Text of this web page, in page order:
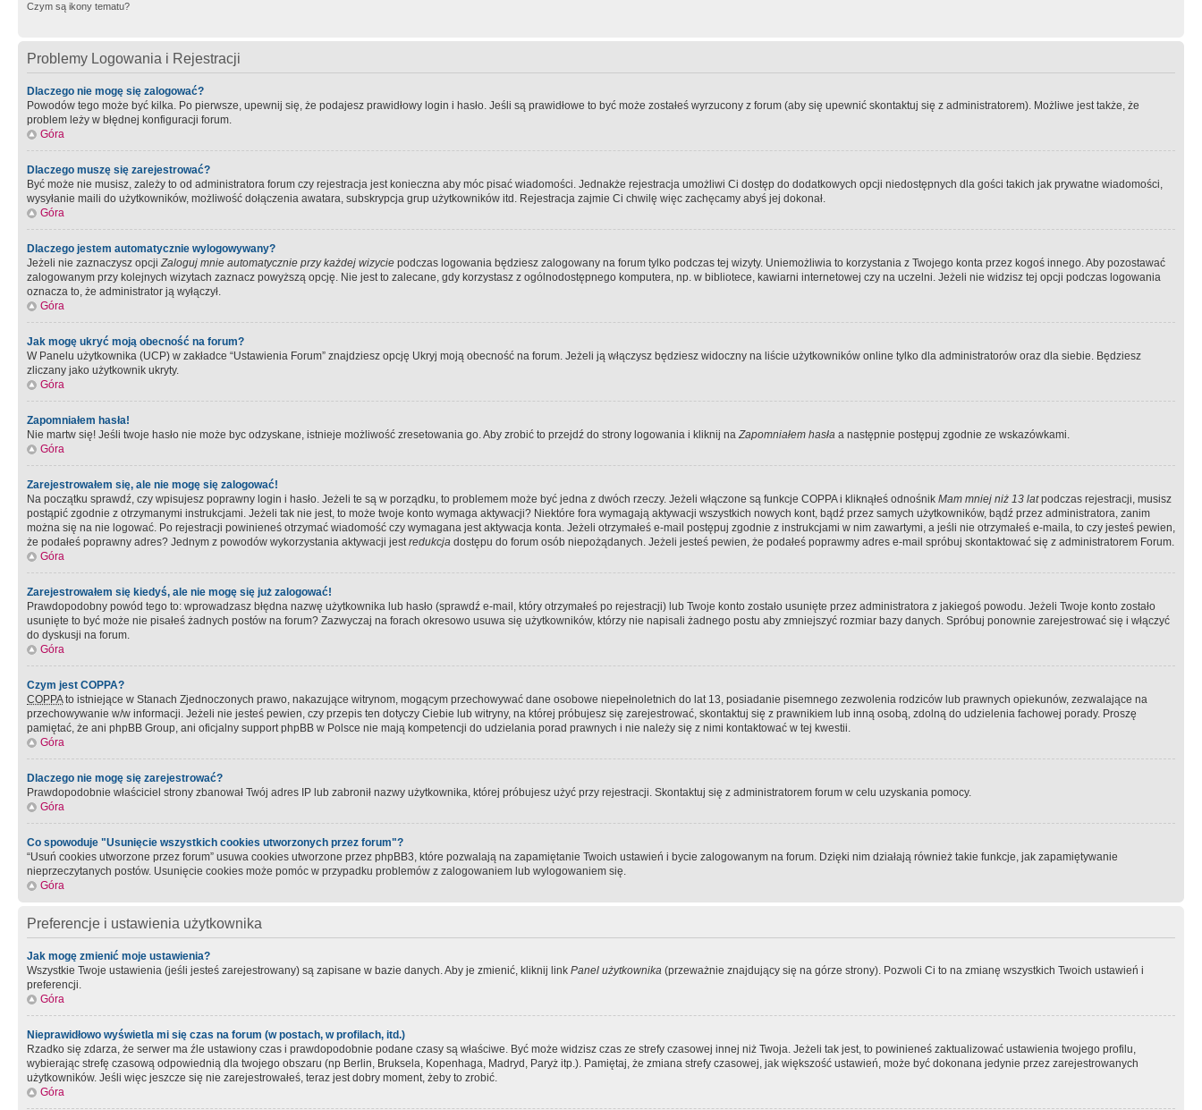
Czym są ikony tematu?
Problemy Logowania i Rejestracji
Dlaczego nie mogę się zalogować?
Powodów tego może być kilka. Po pierwsze, upewnij się, że podajesz prawidłowy login i hasło. Jeśli są prawidłowe to być może zostałeś wyrzucony z forum (aby się upewnić skontaktuj się z administratorem). Możliwe jest także, że
problem leży w błędnej konfiguracji forum.
Góra
Dlaczego muszę się zarejestrować?
Być może nie musisz, zależy to od administratora forum czy rejestracja jest konieczna aby móc pisać wiadomości. Jednakże rejestracja umożliwi Ci dostęp do dodatkowych opcji niedostępnych dla gości takich jak prywatne wiadomości,
wysyłanie maili do użytkowników, możliwość dołączenia awatara, subskrypcja grup użytkowników itd. Rejestracja zajmie Ci chwilę więc zachęcamy abyś jej dokonał.
Góra
Dlaczego jestem automatycznie wylogowywany?
Jeżeli nie zaznaczysz opcjiZaloguj mnie automatycznie przy każdej wizycie podczas logowania będziesz zalogowany na forum tylko podczas tej wizyty. Uniemożliwia to korzystania z Twojego konta przez kogoś innego. Aby pozostawać
zalogowanym przy kolejnych wizytach zaznacz powyższą opcję. Nie jest to zalecane, gdy korzystasz z ogólnodostępnego komputera, np. w bibliotece, kawiarni internetowej czy na uczelni. Jeżeli nie widzisz tej opcji podczas logowania
oznacza to, że administrator ją wyłączył.
Góra
Jak mogę ukryć moją obecność na forum?
W Panelu użytkownika (UCP) w zakładce “Ustawienia Forum” znajdziesz opcję Ukryj moją obecność na forum. Jeżeli ją włączysz będziesz widoczny na liście użytkowników online tylko dla administratorów oraz dla siebie. Będziesz
zliczany jako użytkownik ukryty.
Góra
Zapomniałem hasła!
Nie martw się! Jeśli twoje hasło nie może byc odzyskane, istnieje możliwość zresetowania go. Aby zrobić to przejdź do strony logowania i kliknij naZapomniałem hasła a następnie postępuj zgodnie ze wskazówkami.
Góra
Zarejestrowałem się, ale nie mogę się zalogować!
Na początku sprawdź, czy wpisujesz poprawny login i hasło. Jeżeli te są w porządku, to problemem może być jedna z dwóch rzeczy. Jeżeli włączone są funkcje COPPA i kliknąłeś odnośnik Mam mniej niż 13 latpodczas rejestracji, musisz
postąpić zgodnie z otrzymanymi instrukcjami. Jeżeli tak nie jest, to może twoje konto wymaga aktywacji? Niektóre fora wymagają aktywacji wszystkich nowych kont, bądź przez samych użytkowników, bądź przez administratora, zanim
można się na nie logować. Po rejestracji powinieneś otrzymać wiadomość czy wymagana jest aktywacja konta. Jeżeli otrzymałeś e-mail postępuj zgodnie z instrukcjami w nim zawartymi, a jeśli nie otrzymałeś e-maila, to czy jesteś pewien,
że podałeś poprawny adres? Jednym z powodów wykorzystania aktywacji jestredukcja dostępu do forum osób niepożądanych. Jeżeli jesteś pewien, że podałeś poprawmy adres e-mail spróbuj skontaktować się z administratorem Forum.
Góra
Zarejestrowałem się kiedyś, ale nie mogę się już zalogować!
Prawdopodobny powód tego to: wprowadzasz błędna nazwę użytkownika lub hasło (sprawdź e-mail, który otrzymałeś po rejestracji) lub Twoje konto zostało usunięte przez administratora z jakiegoś powodu. Jeżeli Twoje konto zostało
usunięte to być może nie pisałeś żadnych postów na forum? Zazwyczaj na forach okresowo usuwa się użytkowników, którzy nie napisali żadnego postu aby zmniejszyć rozmiar bazy danych. Spróbuj ponownie zarejestrować się i włączyć
do dyskusji na forum.
Góra
Czym jest COPPA?
COPPAto istniejące w Stanach Zjednoczonych prawo, nakazujące witrynom, mogącym przechowywać dane osobowe niepełnoletnich do lat 13, posiadanie pisemnego zezwolenia rodziców lub prawnych opiekunów, zezwalające na
przechowywanie w/w informacji. Jeżeli nie jesteś pewien, czy przepis ten dotyczy Ciebie lub witryny, na której próbujesz się zarejestrować, skontaktuj się z prawnikiem lub inną osobą, zdolną do udzielenia fachowej porady. Proszę
pamiętać, że ani phpBB Group, ani oficjalny support phpBB w Polsce nie mają kompetencji do udzielania porad prawnych i nie należy się z nimi kontaktować w tej kwestii.
Góra
Dlaczego nie mogę się zarejestrować?
Prawdopodobnie właściciel strony zbanował Twój adres IP lub zabronił nazwy użytkownika, której próbujesz użyć przy rejestracji. Skontaktuj się z administratorem forum w celu uzyskania pomocy.
Góra
Co spowoduje "Usunięcie wszystkich cookies utworzonych przez forum"?
“Usuń cookies utworzone przez forum” usuwa cookies utworzone przez phpBB3, które pozwalają na zapamiętanie Twoich ustawień i bycie zalogowanym na forum. Dzięki nim działają również takie funkcje, jak zapamiętywanie
nieprzeczytanych postów. Usunięcie cookies może pomóc w przypadku problemów z zalogowaniem lub wylogowaniem się.
Góra
Preferencje i ustawienia użytkownika
Jak mogę zmienić moje ustawienia?
Wszystkie Twoje ustawienia (jeśli jesteś zarejestrowany) są zapisane w bazie danych. Aby je zmienić, kliknij link Panel użytkownika (przeważnie znajdujący się na górze strony). Pozwoli Ci to na zmianę wszystkich Twoich ustawień i
preferencji.
Góra
Nieprawidłowo wyświetla mi się czas na forum (w postach, w profilach, itd.)
Rzadko się zdarza, że serwer ma źle ustawiony czas i prawdopodobnie podane czasy są właściwe. Być może widzisz czas ze strefy czasowej innej niż Twoja. Jeżeli tak jest, to powinieneś zaktualizować ustawienia twojego profilu,
wybierając strefę czasową odpowiednią dla twojego obszaru (np Berlin, Bruksela, Kopenhaga, Madryd, Paryż itp.). Pamiętaj, że zmiana strefy czasowej, jak większość ustawień, może być dokonana jedynie przez zarejestrowanych
użytkowników. Jeśli więc jeszcze się nie zarejestrowałeś, teraz jest dobry moment, żeby to zrobić.
Góra